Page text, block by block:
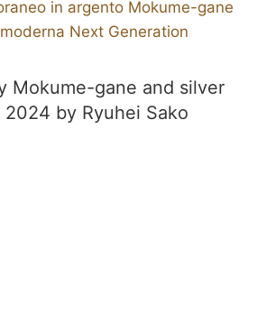
Mokume-gane and silver
2024 by Ryuhei Sako